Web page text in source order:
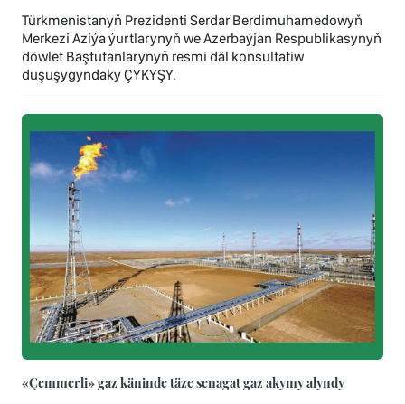
Türkmenistanyň Prezidenti Serdar Berdimuhamedowyň
Merkezi Aziýa ýurtlarynyň we Azerbaýjan Respublikasynyň
döwlet Baştutanlarynyň resmi däl konsultatiw
duşuşygyndaky ÇYKYŞY.
«Çemmerli» gaz käninde täze senagat gaz akymy alyndy